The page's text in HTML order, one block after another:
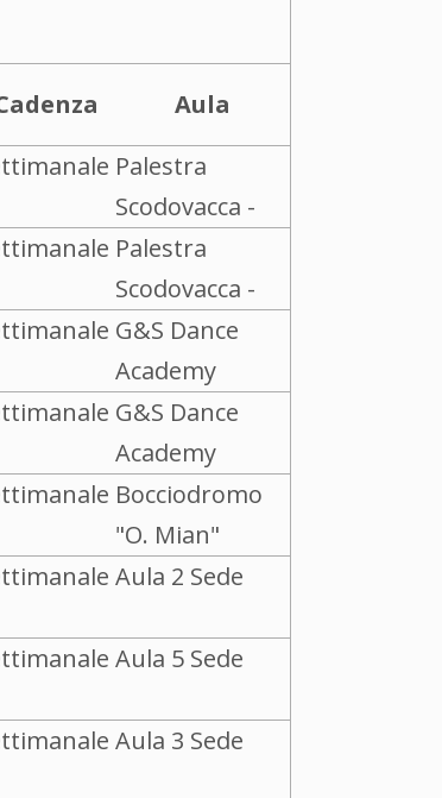
Aula
Palestra
Scodovacca -
Palestra
Scodovacca -
G&S Dance
Academy
G&S Dance
Academy
Bocciodromo
"O. Mian"
Aula 2 Sede
Aula 5 Sede
Aula 3 Sede